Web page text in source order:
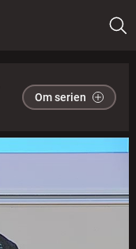
Om serien